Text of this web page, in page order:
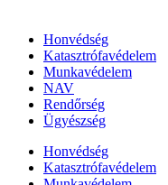
Honvédség
Katasztrófavédelem
Munkavédelem
NAV
Rendőrség
Ügyészség
Honvédség
Katasztrófavédelem